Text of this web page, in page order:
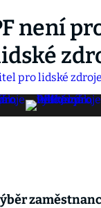
není